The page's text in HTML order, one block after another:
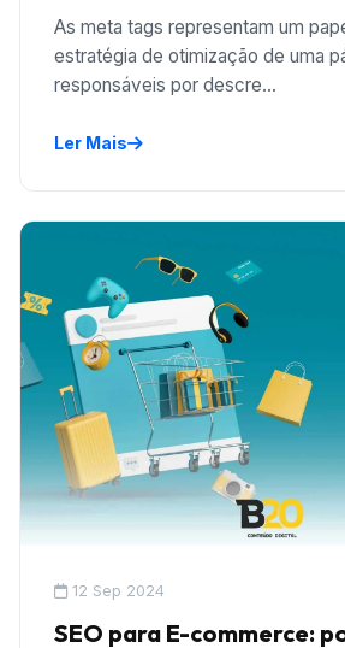
As meta tags representam um
estratégia de otimização de uma
responsáveis por descre...
Ler Mais
12 Sep 2024
SEO para E-commerce: